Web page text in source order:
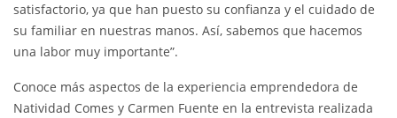
satisfactorio, ya que han puesto su confianza y el cuidado de
su familiar en nuestras manos. Así, sabemos que hacemos
una labor muy importante”.
Conoce más aspectos de la experiencia emprendedora de
Natividad Comes y Carmen Fuente en la entrevista realizada